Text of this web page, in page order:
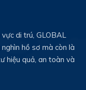
di trú, GLOBAL
hồ sơ mà còn là
hiệu quả, an toàn và